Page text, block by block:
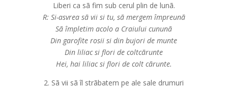
Liberi ca sã fim sub cerul plin de lunã.
R: Si-asvrea sã vii si tu, sã mergem împreunã
Sã împletim acolo a Craiului cununã
Din garofite rosii si din bujori de munte
Din liliac si flori de coltcãrunte
Hei, hai liliac si flori de colt cãrunte.
2. Sã vii sã îl strãbatem pe ale sale drumuri